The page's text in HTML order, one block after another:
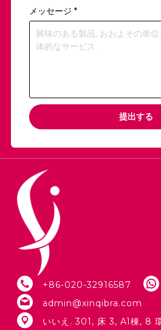
メッセージ *
提出する
+86-020-32916587
admin@xinqibra.com
いいえ. 301, 床 3, A1棟, 8